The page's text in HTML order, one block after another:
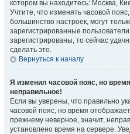
котором вы находитесь: Москва,
Учтите, что изменять часовой пояс,
большинство настроек, могут
зарегистрированные
зарегистрированы, то сейчас
сделать это.
Вернуться к началу
Я изменил часовой пояс, но
неправильное!
Если вы уверены, что правильно
часовой пояс, но время
прежнему неверное, значит,
установлено время на сервере.